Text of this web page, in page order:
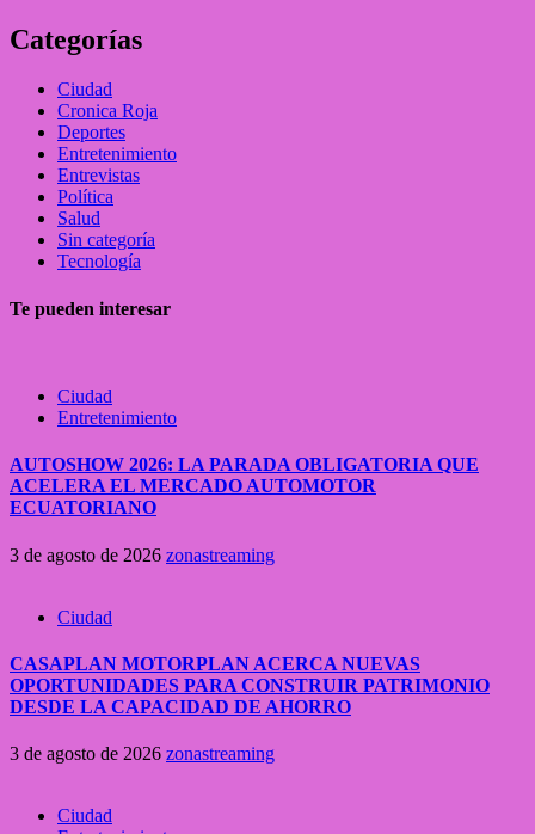
Categorías
Ciudad
Cronica Roja
Deportes
Entretenimiento
Entrevistas
Política
Salud
Sin categoría
Tecnología
Te pueden interesar
Ciudad
Entretenimiento
AUTOSHOW 2026: LA PARADA OBLIGATORIA QUE
ACELERA EL MERCADO AUTOMOTOR
ECUATORIANO
3 de agosto de 2026 zonastreaming
Ciudad
CASAPLAN MOTORPLAN ACERCA NUEVAS
OPORTUNIDADES PARA CONSTRUIR PATRIMONIO
DESDE LA CAPACIDAD DE AHORRO
3 de agosto de 2026 zonastreaming
Ciudad